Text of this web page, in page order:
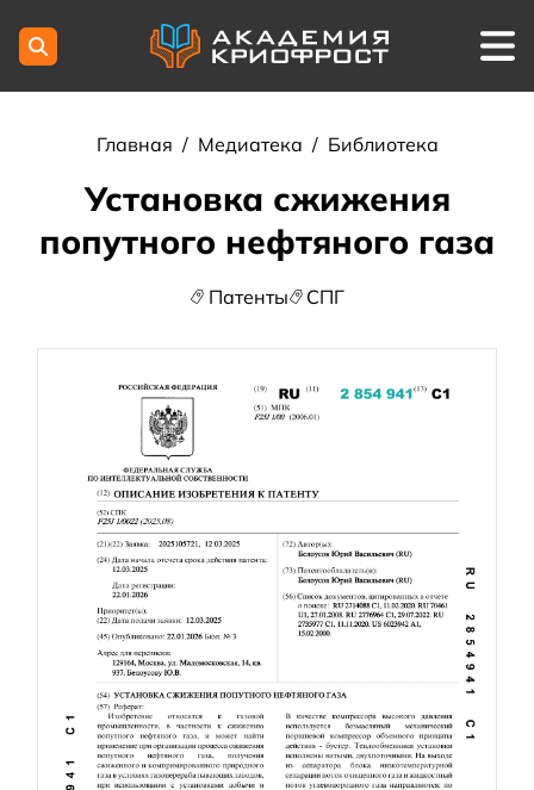
Главная / Медиатека / Библиотека
Установка сжижения
попутного нефтяного газа
Патенты СПГ